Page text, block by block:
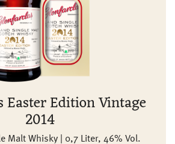
Easter Edition Vintage
2014
Malt Whisky | 0,7 Liter, 46% Vol.